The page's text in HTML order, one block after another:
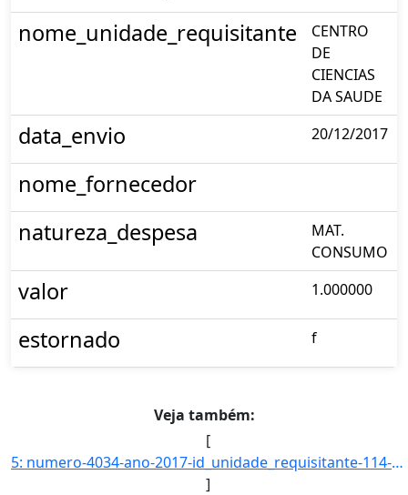
nome_unidade_requisitante
CENTRO
DE
CIENCIAS
DA SAUDE
data_envio 20/12/2017
nome_fornecedor
natureza_despesa
MAT.
CONSUMO
valor 1.000000
estornado f
Veja também:
[
5: numero-4034-ano-2017-id_unidade_requisitante-114-nome_unidade_requisitante-CENTRO_DE_CIENCIAS_DA_SAU]
]